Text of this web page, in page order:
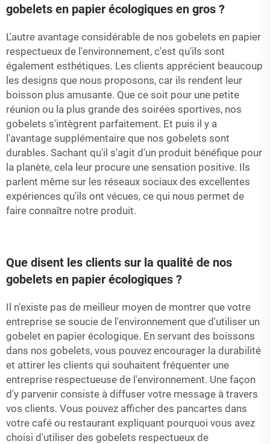
gobelets en papier écologiques en gros ?
L'autre avantage considérable de nos gobelets en papier
respectueux de l'environnement, c'est qu'ils sont
également esthétiques. Les clients apprécient beaucoup
les designs que nous proposons, car ils rendent leur
boisson plus amusante. Que ce soit pour une petite
réunion ou la plus grande des soirées sportives, nos
gobelets s'intègrent parfaitement. Et puis il y a
l'avantage supplémentaire que nos gobelets sont
durables. Sachant qu'il s'agit d'un produit bénéfique pour
la planète, cela leur procure une sensation positive. Ils
parlent même sur les réseaux sociaux des excellentes
expériences qu'ils ont vécues, ce qui nous permet de
faire connaître notre produit.
Que disent les clients sur la qualité de nos
gobelets en papier écologiques ?
Il n'existe pas de meilleur moyen de montrer que votre
entreprise se soucie de l'environnement que d'utiliser un
gobelet en papier écologique. En servant des boissons
dans nos gobelets, vous pouvez encourager la durabilité
et attirer les clients qui souhaitent fréquenter une
entreprise respectueuse de l'environnement. Une façon
d'y parvenir consiste à diffuser votre message à travers
vos clients. Vous pouvez afficher des pancartes dans
votre café ou restaurant expliquant pourquoi vous avez
choisi d'utiliser des gobelets respectueux de